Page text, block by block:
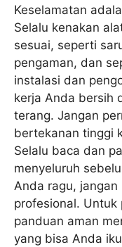
Keselamatan
Selalu kenakan
sesuai, seperti
pengaman, dan
instalasi dan
kerja Anda bersih
terang. Jangan
bertekanan tinggi
Selalu baca dan
menyeluruh
Anda ragu,
profesional. Untuk
panduan aman
yang bisa Anda